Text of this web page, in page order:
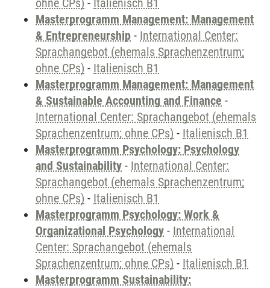
ohne CPs) - Italienisch B1
Masterprogramm Management: Management
& Entrepreneurship - International Center:
Sprachangebot (ehemals Sprachenzentrum;
ohne CPs) - Italienisch B1
Masterprogramm Management: Management
& Sustainable Accounting and Finance -
International Center: Sprachangebot (ehemals
Sprachenzentrum; ohne CPs) - Italienisch B1
Masterprogramm Psychology: Psychology
and Sustainability - International Center:
Sprachangebot (ehemals Sprachenzentrum;
ohne CPs) - Italienisch B1
Masterprogramm Psychology: Work &
Organizational Psychology - International
Center: Sprachangebot (ehemals
Sprachenzentrum; ohne CPs) - Italienisch B1
Masterprogramm Sustainability: